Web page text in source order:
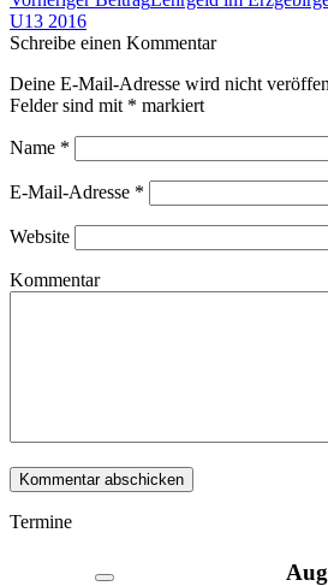
Navigation
U13 2016
Schreibe einen Kommentar
Deine E-Mail-Adresse wird nicht
Felder sind mit * markiert
Name *
E-Mail-Adresse *
Website
Kommentar
Termine